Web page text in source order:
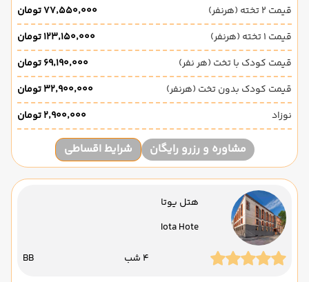
قیمت 2 تخته (هرنفر)
۷۷٬۵۵۰٬۰۰۰ تومان
قیمت 1 تخته (هرنفر)
۱۲۳٬۱۵۰٬۰۰۰ تومان
قیمت کودک با تخت (هر نفر)
۶۹٬۱۹۰٬۰۰۰ تومان
قیمت کودک بدون تخت (هرنفر)
۳۲٬۹۰۰٬۰۰۰ تومان
نوزاد
۲٬۹۰۰٬۰۰۰ تومان
مشاوره و رزرو رایگان شرایط اقساطی
هتل یوتا
Iota Hote
4 شب BB